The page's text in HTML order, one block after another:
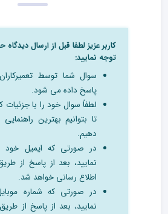
کاربر عزیز لطفا قبل از ارسال دیدگاه
توجه نمایید:
سوال شما توسط
پاسخ داده می شود.
لطفاً سوال خود را با
تا بتوانیم بهترین
دهیم.
در صورتی که ایمیل خود
نمایید، بعد از پاسخ از
اطلاع رسانی خواهد شد.
در صورتی که شماره
نمایید، بعد از پاسخ از